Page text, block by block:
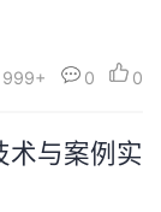
999+ 0 0
术与案例实